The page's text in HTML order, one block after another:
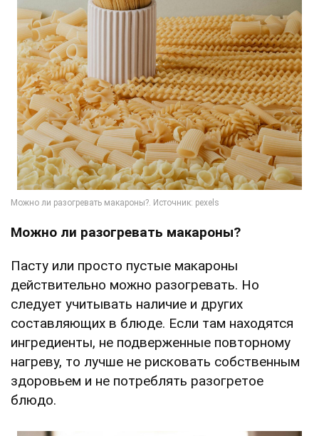
Можно ли разогревать макароны?
Пасту или просто пустые макароны
действительно можно разогревать. Но
следует учитывать наличие и других
составляющих в блюде. Если там находятся
ингредиенты, не подверженные повторному
нагреву, то лучше не рисковать собственным
здоровьем и не потреблять разогретое
блюдо.